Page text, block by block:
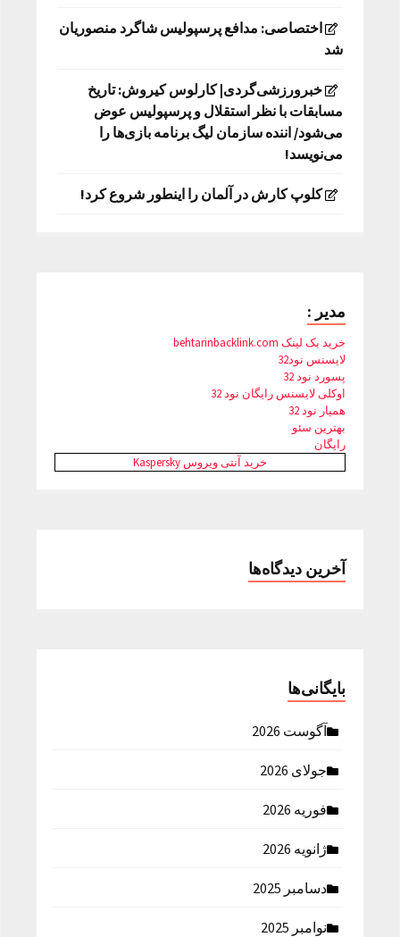
اختصاصی: مدافع پرسپولیس شاگرد منصوریان
شد
خبرورزشی‌گردی| کارلوس کیروش: تاریخ
مسابقات با نظر استقلال و پرسپولیس عوض
می‌شود/ اننده سازمان لیگ برنامه بازی‌ها را
می‌نویسد!
کلوپ کارش در آلمان را اینطور شروع کرد!
مدیر :
خرید بک لینک behtarinbacklink.com
لایسنس نود32
پسورد نود 32
اوکلی لایسنس رایگان نود 32
همیار نود 32
بهترین سئو
رایگان
خرید آنتی ویروس Kaspersky
آخرین دیدگاه‌ها
بایگانی‌ها
آگوست 2026
جولای 2026
فوریه 2026
ژانویه 2026
دسامبر 2025
نوامبر 2025